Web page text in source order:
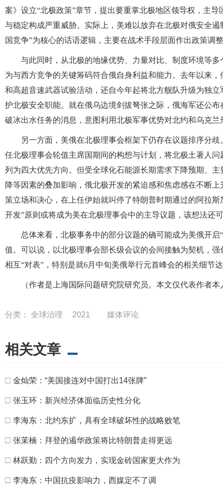
案》设立“北极政策”章节，提出要重掌北极地区领导权，主
与稳定构成严重威胁。实际上，美难以放弃在北极对俄安全
国竞争”为核心的话语逻辑，主要在战术手段层面作出政策调
与此同时，从北极的地缘优势、力量对比、制度环境等
为与西方竞争的关键筹码符合俄自身利益和能力。去年以来
和高超音速武器试验活动，还自今年起将北方舰队升级为独
护北极安全职能。就在俄乌边境剑拔弩张之际，俄海军还公
破冰出水任务的消息，意图利用北极军事优势对北约和乌克兰
另一方面，美俄在北极理事会框架下仍存在议题排序分
任北极理事会轮值主席国期间的构想与计划，将北极土著人
列为四大优先方向。但受全球化石能源长期需求下降预期、
降等因素的叠加影响，俄北极开发的紧迫感和焦虑感在不断
策立场和决心，在上任伊始就叫停了特朗普时期通过的阿拉
开发”原则或将成为美在北极理事会中的主导议题，该想法还
总体来看，北极事务中的部分议题的确可能成为美俄开
值。可以说，以北极理事会部长级会议的会间接触为契机，
相互“对表”，特别是就6月中旬美俄举行元首峰会的相关细节
（作者是上海国际问题研究院研究员。本文仅代表作者
分类： 全球治理 2021 媒体评论
相关文章
□ 金灿荣：“美国接连对中国打出14张牌”
□ 张玉环：新兴经济体面临历史性分化
□ 李海东：北约东扩，具有全球破坏性的战略败笔
□ 张茉楠：拜登的遏华政策将比特朗普走得更远
□ 林跃勤：四个方向发力，实现金砖国家更大作为
□ 李海东：中国抗疫影响力，西媒定不了调